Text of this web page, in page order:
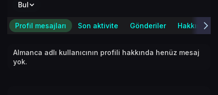
Bul
Profil mesajları Son aktivite Gönderiler Hakkında
Almanca adlı kullanıcının profili hakkında henüz mesaj
yok.